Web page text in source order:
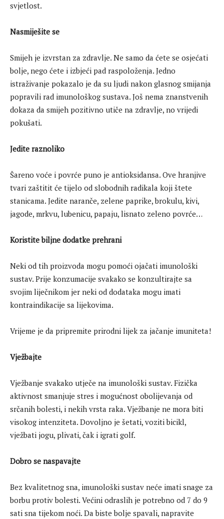
svjetlost.
Nasmiješite se
Smijeh je izvrstan za zdravlje. Ne samo da ćete se osjećati
bolje, nego ćete i izbjeći pad raspoloženja. Jedno
istraživanje pokazalo je da su ljudi nakon glasnog smijanja
popravili rad imunološkog sustava. Još nema znanstvenih
dokaza da smijeh pozitivno utiče na zdravlje, no vrijedi
pokušati.
Jedite raznoliko
Šareno voće i povrće puno je antioksidansa. Ove hranjive
tvari zaštitit će tijelo od slobodnih radikala koji štete
stanicama. Jedite naranče, zelene paprike, brokulu, kivi,
jagode, mrkvu, lubenicu, papaju, lisnato zeleno povrće…
Koristite biljne dodatke prehrani
Neki od tih proizvoda mogu pomoći ojačati imunološki
sustav. Prije konzumacije svakako se konzultirajte sa
svojim liječnikom jer neki od dodataka mogu imati
kontraindikacije sa lijekovima.
Vrijeme je da pripremite prirodni lijek za jačanje imuniteta!
Vježbajte
Vježbanje svakako utječe na imunološki sustav. Fizička
aktivnost smanjuje stres i mogućnost obolijevanja od
srčanih bolesti, i nekih vrsta raka. Vježbanje ne mora biti
visokog intenziteta. Dovoljno je šetati, voziti bicikl,
vježbati jogu, plivati, čak i igrati golf.
Dobro se naspavajte
Bez kvalitetnog sna, imunološki sustav neće imati snage za
borbu protiv bolesti. Većini odraslih je potrebno od 7 do 9
sati sna tijekom noći. Da biste bolje spavali, napravite